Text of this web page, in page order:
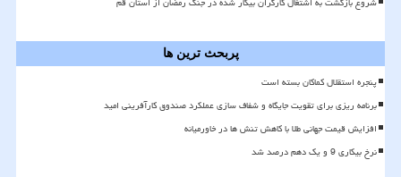
پربحث ترین ها
پنجره استقلال کماکان بسته است
برنامه ریزی برای تقویت جایگاه و شفاف سازی عملکرد صندوق کارآفرینی امید
افزایش قیمت جهانی طلا با کاهش تنش ها در خاورمیانه
نرخ بیکاری 9 و یک دهم درصد شد